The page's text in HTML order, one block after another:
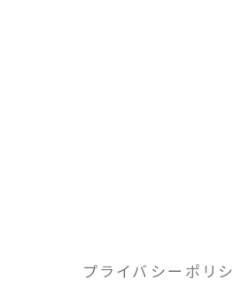
プライバシーポリ